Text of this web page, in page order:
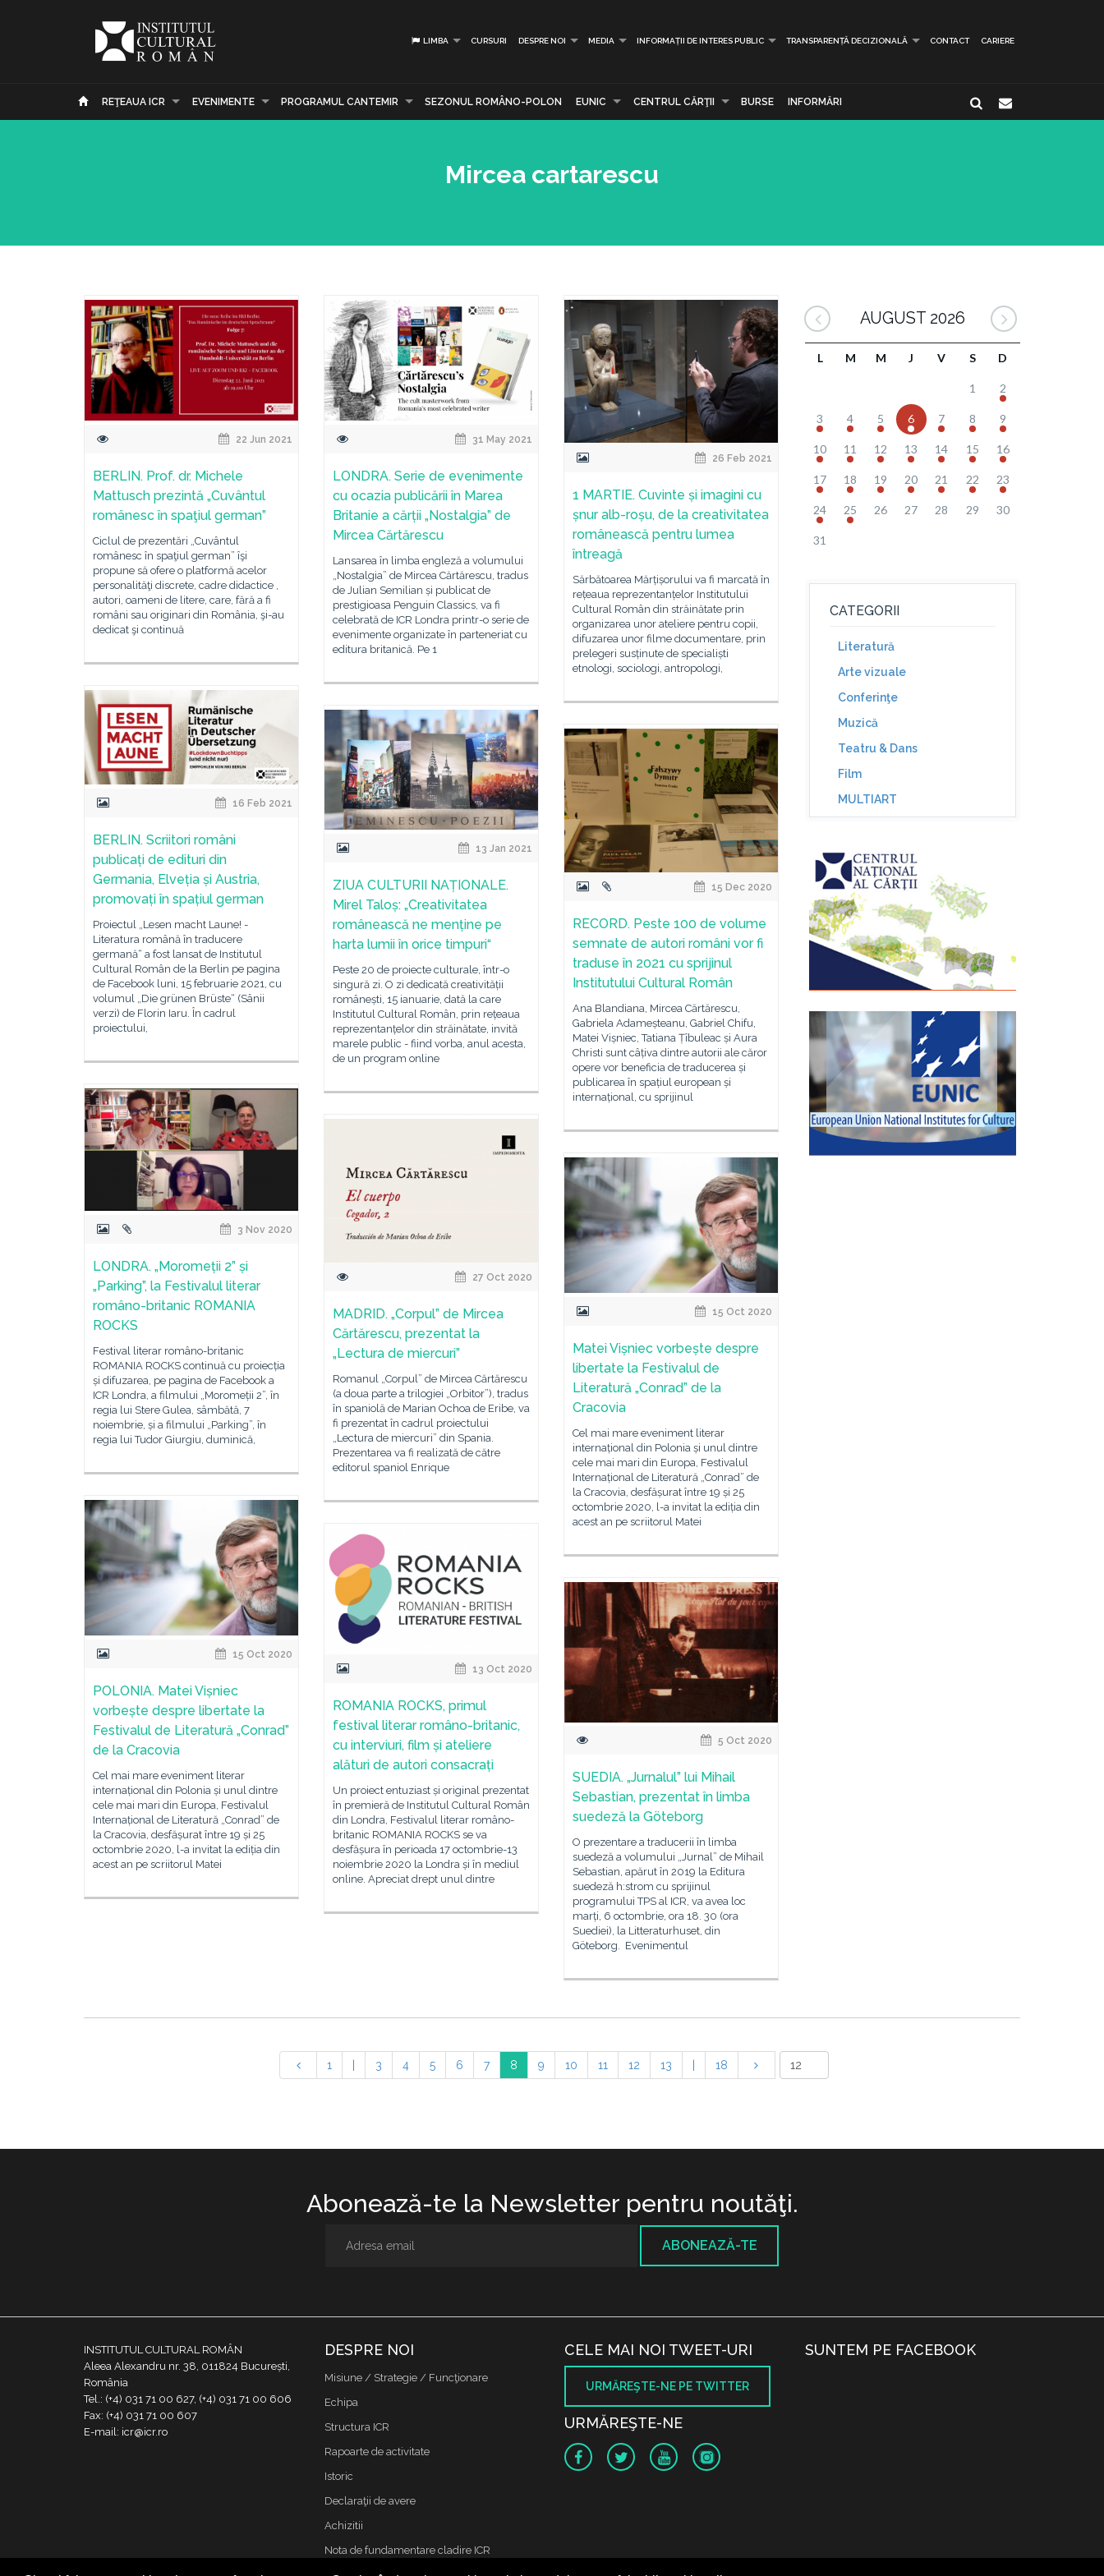
LIMBA CURSURI DESPRE NOI MEDIA INFORMAȚII DE INTERES PUBLIC TRANSPARENȚĂ DECIZIONALĂ CONTACT CARIERE
REŢEAUA ICR EVENIMENTE PROGRAMUL CANTEMIR SEZONUL ROMÂNO-POLON EUNIC CENTRUL CĂRŢII BURSE INFORMĂRI
Mircea cartarescu
22 Jun 2021
BERLIN. Prof. dr. Michele
Mattusch prezintă „Cuvântul
românesc în spaţiul german”
Ciclul de prezentări „Cuvântul
românesc în spaţiul german” îşi
propune să ofere o platformă acelor
personalităţi discrete, cadre didactice ,
autori, oameni de litere, care, fără a fi
români sau originari din România, şi-au
dedicat şi continuă
31 May 2021
LONDRA. Serie de evenimente
cu ocazia publicării în Marea
Britanie a cărții „Nostalgia” de
Mircea Cărtărescu
Lansarea în limba engleză a volumului
„Nostalgia” de Mircea Cărtărescu, tradus
de Julian Semilian și publicat de
prestigioasa Penguin Classics, va fi
celebrată de ICR Londra printr-o serie de
evenimente organizate în parteneriat cu
editura britanică. Pe 1
26 Feb 2021
1 MARTIE. Cuvinte și imagini cu
șnur alb-roșu, de la creativitatea
românească pentru lumea
întreagă
Sărbătoarea Mărțișorului va fi marcată în
rețeaua reprezentanțelor Institutului
Cultural Român din străinătate prin
organizarea unor ateliere pentru copii,
difuzarea unor filme documentare, prin
prelegeri susținute de specialiști
etnologi, sociologi, antropologi,
16 Feb 2021
BERLIN. Scriitori români
publicați de edituri din
Germania, Elveția și Austria,
promovați în spațiul german
Proiectul „Lesen macht Laune! -
Literatura română în traducere
germană“ a fost lansat de Institutul
Cultural Român de la Berlin pe pagina
de Facebook luni, 15 februarie 2021, cu
volumul „Die grünen Brüste“ (Sânii
verzi) de Florin Iaru. În cadrul
proiectului,
13 Jan 2021
ZIUA CULTURII NAȚIONALE.
Mirel Taloș: „Creativitatea
românească ne menține pe
harta lumii în orice timpuri“
Peste 20 de proiecte culturale, într-o
singură zi. O zi dedicată creativității
românești, 15 ianuarie, dată la care
Institutul Cultural Român, prin rețeaua
reprezentanțelor din străinătate, invită
marele public - fiind vorba, anul acesta,
de un program online
15 Dec 2020
RECORD. Peste 100 de volume
semnate de autori români vor fi
traduse în 2021 cu sprijinul
Institutului Cultural Român
Ana Blandiana, Mircea Cărtărescu,
Gabriela Adameșteanu, Gabriel Chifu,
Matei Vișniec, Tatiana Țîbuleac și Aura
Christi sunt câțiva dintre autorii ale căror
opere vor beneficia de traducerea și
publicarea în spațiul european și
internațional, cu sprijinul
3 Nov 2020
LONDRA. „Moromeții 2” și
„Parking”, la Festivalul literar
româno-britanic ROMANIA
ROCKS
Festival literar româno-britanic
ROMANIA ROCKS continuă cu proiecția
și difuzarea, pe pagina de Facebook a
ICR Londra, a filmului „Moromeții 2”, în
regia lui Stere Gulea, sâmbătă, 7
noiembrie, și a filmului „Parking”, în
regia lui Tudor Giurgiu, duminică,
27 Oct 2020
MADRID. „Corpul” de Mircea
Cărtărescu, prezentat la
„Lectura de miercuri”
Romanul „Corpul” de Mircea Cărtărescu
(a doua parte a trilogiei „Orbitor”), tradus
în spaniolă de Marian Ochoa de Eribe, va
fi prezentat în cadrul proiectului
„Lectura de miercuri” din Spania.
Prezentarea va fi realizată de către
editorul spaniol Enrique
15 Oct 2020
Matei Vișniec vorbește despre
libertate la Festivalul de
Literatură „Conrad” de la
Cracovia
Cel mai mare eveniment literar
internațional din Polonia și unul dintre
cele mai mari din Europa, Festivalul
Internațional de Literatură „Conrad” de
la Cracovia, desfășurat între 19 și 25
octombrie 2020, l-a invitat la ediția din
acest an pe scriitorul Matei
15 Oct 2020
POLONIA. Matei Vișniec
vorbește despre libertate la
Festivalul de Literatură „Conrad”
de la Cracovia
Cel mai mare eveniment literar
internațional din Polonia și unul dintre
cele mai mari din Europa, Festivalul
Internațional de Literatură „Conrad” de
la Cracovia, desfășurat între 19 și 25
octombrie 2020, l-a invitat la ediția din
acest an pe scriitorul Matei
13 Oct 2020
ROMANIA ROCKS, primul
festival literar româno-britanic,
cu interviuri, film și ateliere
alături de autori consacrați
Un proiect entuziast și original prezentat
în premieră de Institutul Cultural Român
din Londra, Festivalul literar româno-
britanic ROMANIA ROCKS se va
desfășura în perioada 17 octombrie-13
noiembrie 2020 la Londra și în mediul
online. Apreciat drept unul dintre
5 Oct 2020
SUEDIA. „Jurnalul” lui Mihail
Sebastian, prezentat în limba
suedeză la Göteborg
O prezentare a traducerii în limba
suedeză a volumului „Jurnal” de Mihail
Sebastian, apărut în 2019 la Editura
suedeză h:strom cu sprijinul
programului TPS al ICR, va avea loc
marți, 6 octombrie, ora 18. 30 (ora
Suediei), la Litteraturhuset, din
Göteborg. Evenimentul
AUGUST 2026
L M M J V S D
1 2
3 4 5 6 7 8 9
10 11 12 13 14 15 16
17 18 19 20 21 22 23
24 25 26 27 28 29 30
31
CATEGORII
Literatură
Arte vizuale
Conferinţe
Muzică
Teatru & Dans
Film
MULTIART
1 3 4 5 6 7 8 9 10 11 12 13 18
Abonează-te la Newsletter pentru noutăţi.
ABONEAZĂ-TE
INSTITUTUL CULTURAL ROMÂN
Aleea Alexandru nr. 38, 011824 București,
România
Tel.: (+4) 031 71 00 627, (+4) 031 71 00 606
Fax: (+4) 031 71 00 607
E-mail: icr@icr.ro
DESPRE NOI
Misiune / Strategie / Funcţionare
Echipa
Structura ICR
Rapoarte de activitate
Istoric
Declaraţii de avere
Achizitii
Nota de fundamentare cladire ICR
CELE MAI NOI TWEET-URI
URMĂREŞTE-NE PE TWITTER
URMĂREŞTE-NE
SUNTEM PE FACEBOOK